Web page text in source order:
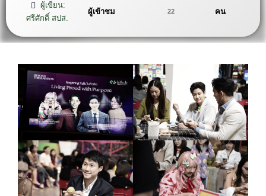
ผู้เขียน:
ศรีศักดิ์ สปส.
ผู้เข้าชม 22 คน